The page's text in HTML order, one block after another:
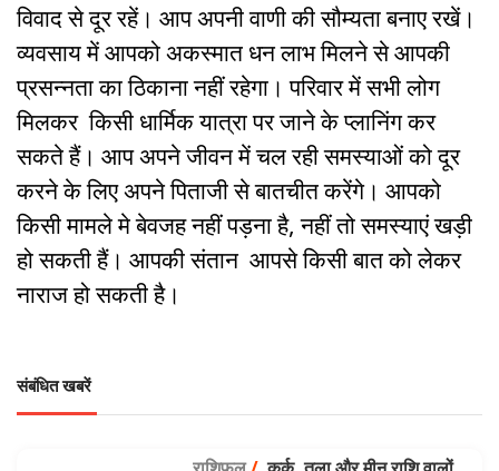
विवाद से दूर रहें। आप अपनी वाणी की सौम्यता बनाए रखें।
व्यवसाय में आपको अकस्मात धन लाभ मिलने से आपकी
प्रसन्नता का ठिकाना नहीं रहेगा। परिवार में सभी लोग
मिलकर किसी धार्मिक यात्रा पर जाने के प्लानिंग कर
सकते हैं। आप अपने जीवन में चल रही समस्याओं को दूर
करने के लिए अपने पिताजी से बातचीत करेंगे। आपको
किसी मामले मे बेवजह नहीं पड़ना है, नहीं तो समस्याएं खड़ी
हो सकती हैं। आपकी संतान आपसे किसी बात को लेकर
नाराज हो सकती है।
संबंधित खबरें